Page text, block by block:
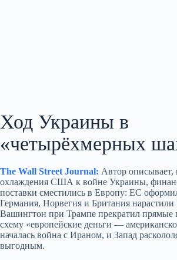
Ход Украины в
«четырёхмерных
The Wall Street Journal: Автор описывает,
охлаждения США к войне Украины,
поставки сместились в Европу: ЕС
Германия, Норвегия и Британия
Вашингтон при Трампе прекратил прямые
схему «европейские деньги —
началась война с Ираном, и Запад
выгодным.